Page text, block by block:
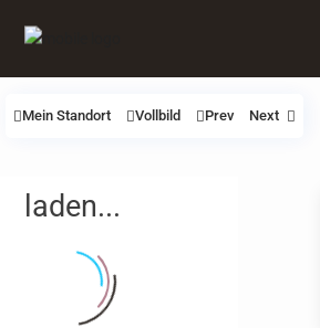
laden...
Mein Standort Vollbild Prev Next